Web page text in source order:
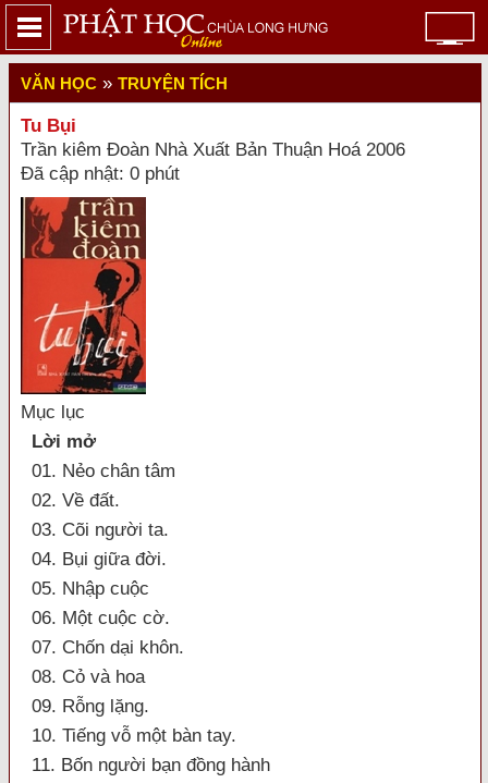
VĂN HỌC » TRUYỆN TÍCH
Tu Bụi
Trần kiêm Đoàn Nhà Xuất Bản Thuận Hoá 2006
Đã cập nhật: 0 phút
Mục lục
Lời mở
01. Nẻo chân tâm
02. Về đất.
03. Cõi người ta.
04. Bụi giữa đời.
05. Nhập cuộc
06. Một cuộc cờ.
07. Chốn dại khôn.
08. Cỏ và hoa
09. Rỗng lặng.
10. Tiếng vỗ một bàn tay.
11. Bốn người bạn đồng hành